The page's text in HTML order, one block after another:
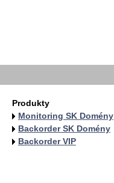
Produkty
Monitoring SK Domény
Backorder SK Domény
Backorder VIP